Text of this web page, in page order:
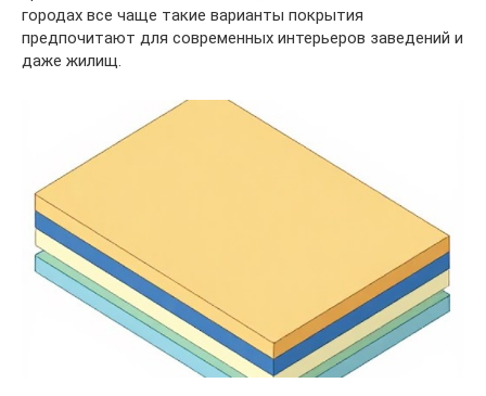
городах все чаще такие варианты покрытия
предпочитают для современных интерьеров заведений и
даже жилищ.